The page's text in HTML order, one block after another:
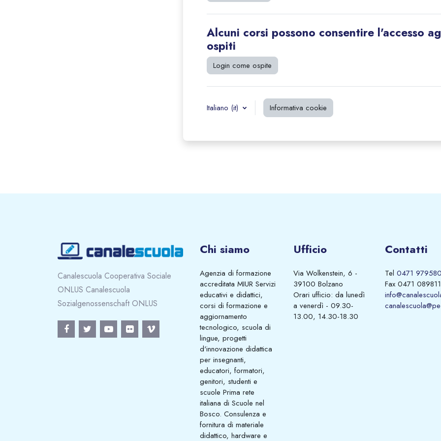
Alcuni corsi possono consentire l'accesso
ospiti
Login come ospite
Italiano ‎(it)‎ Informativa cookie
Canalescuola Cooperativa Sociale
ONLUS Canalescuola
Sozialgenossenschaft ONLUS
Chi siamo
Agenzia di formazione
accreditata MIUR Servizi
educativi e didattici,
corsi di formazione e
aggiornamento
tecnologico, scuola di
lingue, progetti
d'innovazione didattica
per insegnanti,
educatori, formatori,
genitori, studenti e
scuole Prima rete
italiana di Scuole nel
Bosco. Consulenza e
fornitura di materiale
didattico, hardware e
Ufficio
Via Wolkenstein, 6 -
39100 Bolzano
Orari ufficio: da lunedì
a venerdì - 09.30-
13.00, 14.30-18.30
Contatti
Tel 0471
Fax 0471 089811